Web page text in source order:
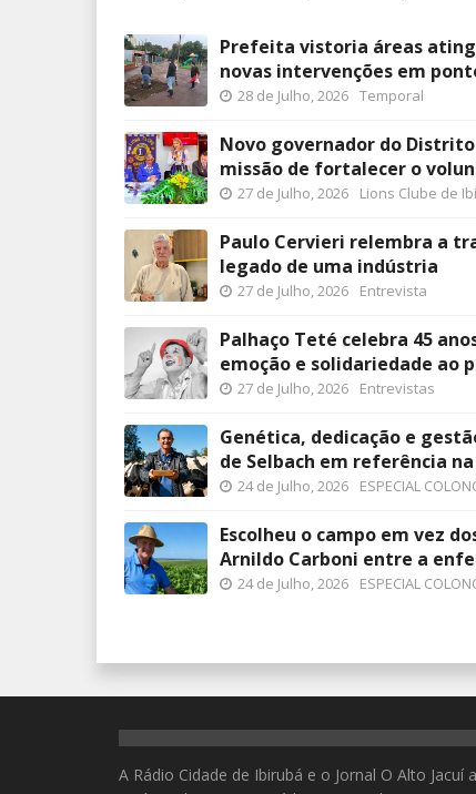
Prefeita vistoria áreas
novas intervenções em
28 de Julho, 2026 Temporal
Novo governador do
missão de fortalecer o
27 de Julho, 2026 Lions Clube de
Paulo Cervieri relembra a
legado de uma indústria
27 de Julho, 2026 Entrevista
Palhaço Teté celebra 45
emoção e solidariedade ao
27 de Julho, 2026 Entrevistas
Genética, dedicação e
de Selbach em referência
24 de Julho, 2026 ESPECIAL
Escolheu o campo em vez
Arnildo Carboni entre a
24 de Julho, 2026 ESPECIAL
A Rádio Cidade de Ibirubá e o Jornal O Alto